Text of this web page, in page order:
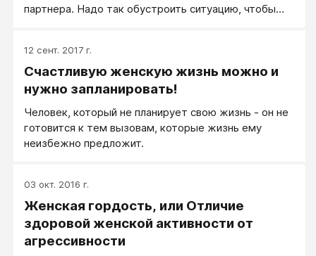
партнера. Надо так обустроить ситуацию, чтобы
12 сент. 2017 г.
Счастливую женскую жизнь можно и
нужно запланировать!
Человек, который не планирует свою жизнь - он не
готовится к тем вызовам, которые жизнь ему
неизбежно предложит.
03 окт. 2016 г.
Женская гордость, или Отличие
здоровой женской активности от
агрессивности